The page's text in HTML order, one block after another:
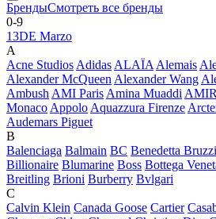
БрендыСмотреть все бренды
0-9
13DE Marzo
A
Acne StudiosAdidasALAÏAAlemais
Alexander McQueenAlexander Wang
AmbushAMI ParisAmina Muaddi
MonacoAppoloAquazzura Firenze
Audemars Piguet
B
Balenciaga Balmain BC Benedetta
Billionaire Blumarine Boss Bottega
Breitling Brioni Burberry Bvlgari
C
Calvin Klein Canada Goose Cartier